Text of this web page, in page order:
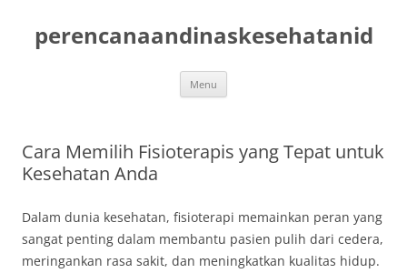
content
perencanaandinaskesehatanid
Menu
Cara Memilih Fisioterapis yang Tepat untuk
Kesehatan Anda
Dalam dunia kesehatan, fisioterapi memainkan peran yang
sangat penting dalam membantu pasien pulih dari cedera,
meringankan rasa sakit, dan meningkatkan kualitas hidup.